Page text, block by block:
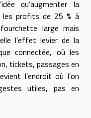
qu’augmenter la
profits de 25 % à
large mais
l’effet levier de la
connectée, où les
tickets, passages en
l’endroit où l’on
utiles, pas en